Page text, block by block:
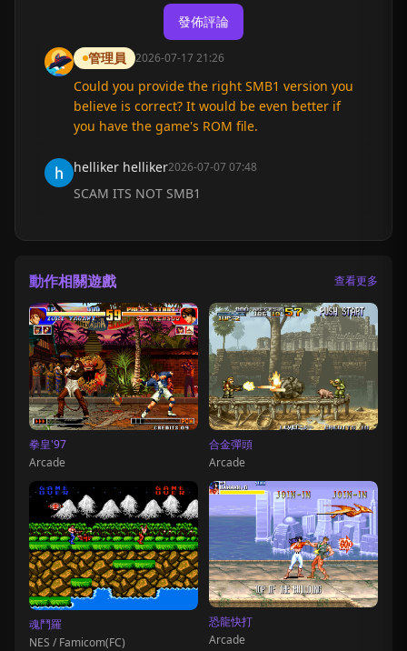
發佈評論
管理員 2026-07-17 21:26
Could you provide the right SMB1 version you
believe is correct? It would be even better if
you have the game's ROM file.
helliker helliker2026-07-07 07:48
SCAM ITS NOT SMB1
動作相關遊戲 查看更多
拳皇'97
Arcade
合金彈頭
Arcade
魂鬥羅
NES / Famicom(FC)
恐龍快打
Arcade